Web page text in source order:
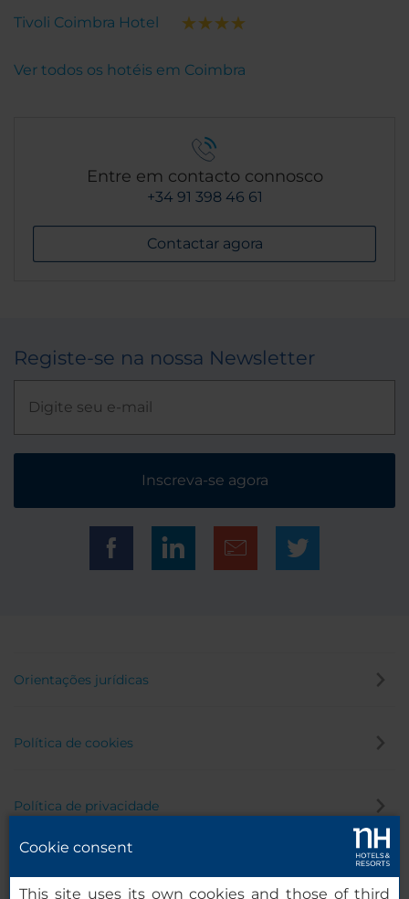
Tivoli Coimbra Hotel
Ver todos os hotéis em Coimbra
Entre em contacto connosco
+34 91 398 46 61
Contactar agora
Registe-se na nossa Newsletter
Inscreva-se agora
Orientações jurídicas
Política de cookies
Política de privacidade
Cookie consent
This site uses its own cookies and those of third